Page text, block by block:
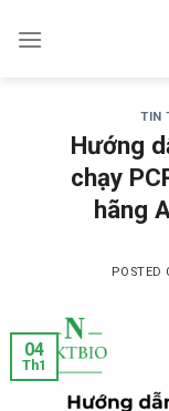
TIN
Hướng
chạy
hãng
POSTED
04
Th1